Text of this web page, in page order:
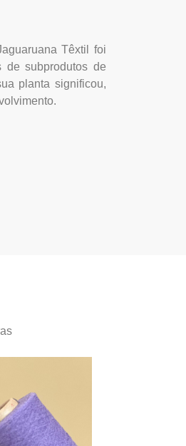
Têxtil foi
de subprodutos de
planta significou,